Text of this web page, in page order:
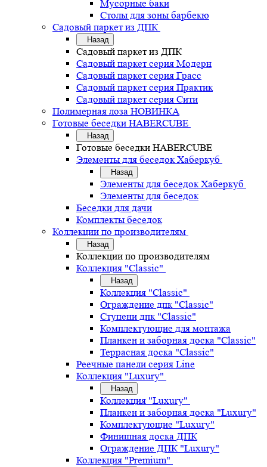
Мусорные баки
Столы для зоны барбекю
Садовый паркет из ДПК
Назад
Садовый паркет из ДПК
Садовый паркет серия Mодерн
Садовый паркет серия Грасс
Садовый паркет серия Практик
Садовый паркет серия Сити
Полимерная лоза НОВИНКА
Готовые беседки HABERCUBE
Назад
Готовые беседки HABERCUBE
Элементы для беседок Хаберкуб
Назад
Элементы для беседок Хаберкуб
Элементы для беседок
Беседки для дачи
Комплекты беседок
Коллекции по производителям
Назад
Коллекции по производителям
Коллекция "Classic"
Назад
Коллекция "Classic"
Ограждение дпк "Classic"
Ступени дпк "Classic"
Комплектующие для монтажа
Планкен и заборная доска "Classic"
Террасная доска "Classic"
Реечные панели серия Line
Коллекция "Luxury"
Назад
Коллекция "Luxury"
Планкен и заборная доска "Luxury"
Комплектующие "Luxury"
Финишная доска ДПК
Ограждение ДПК "Luxury"
Коллекция "Premium"